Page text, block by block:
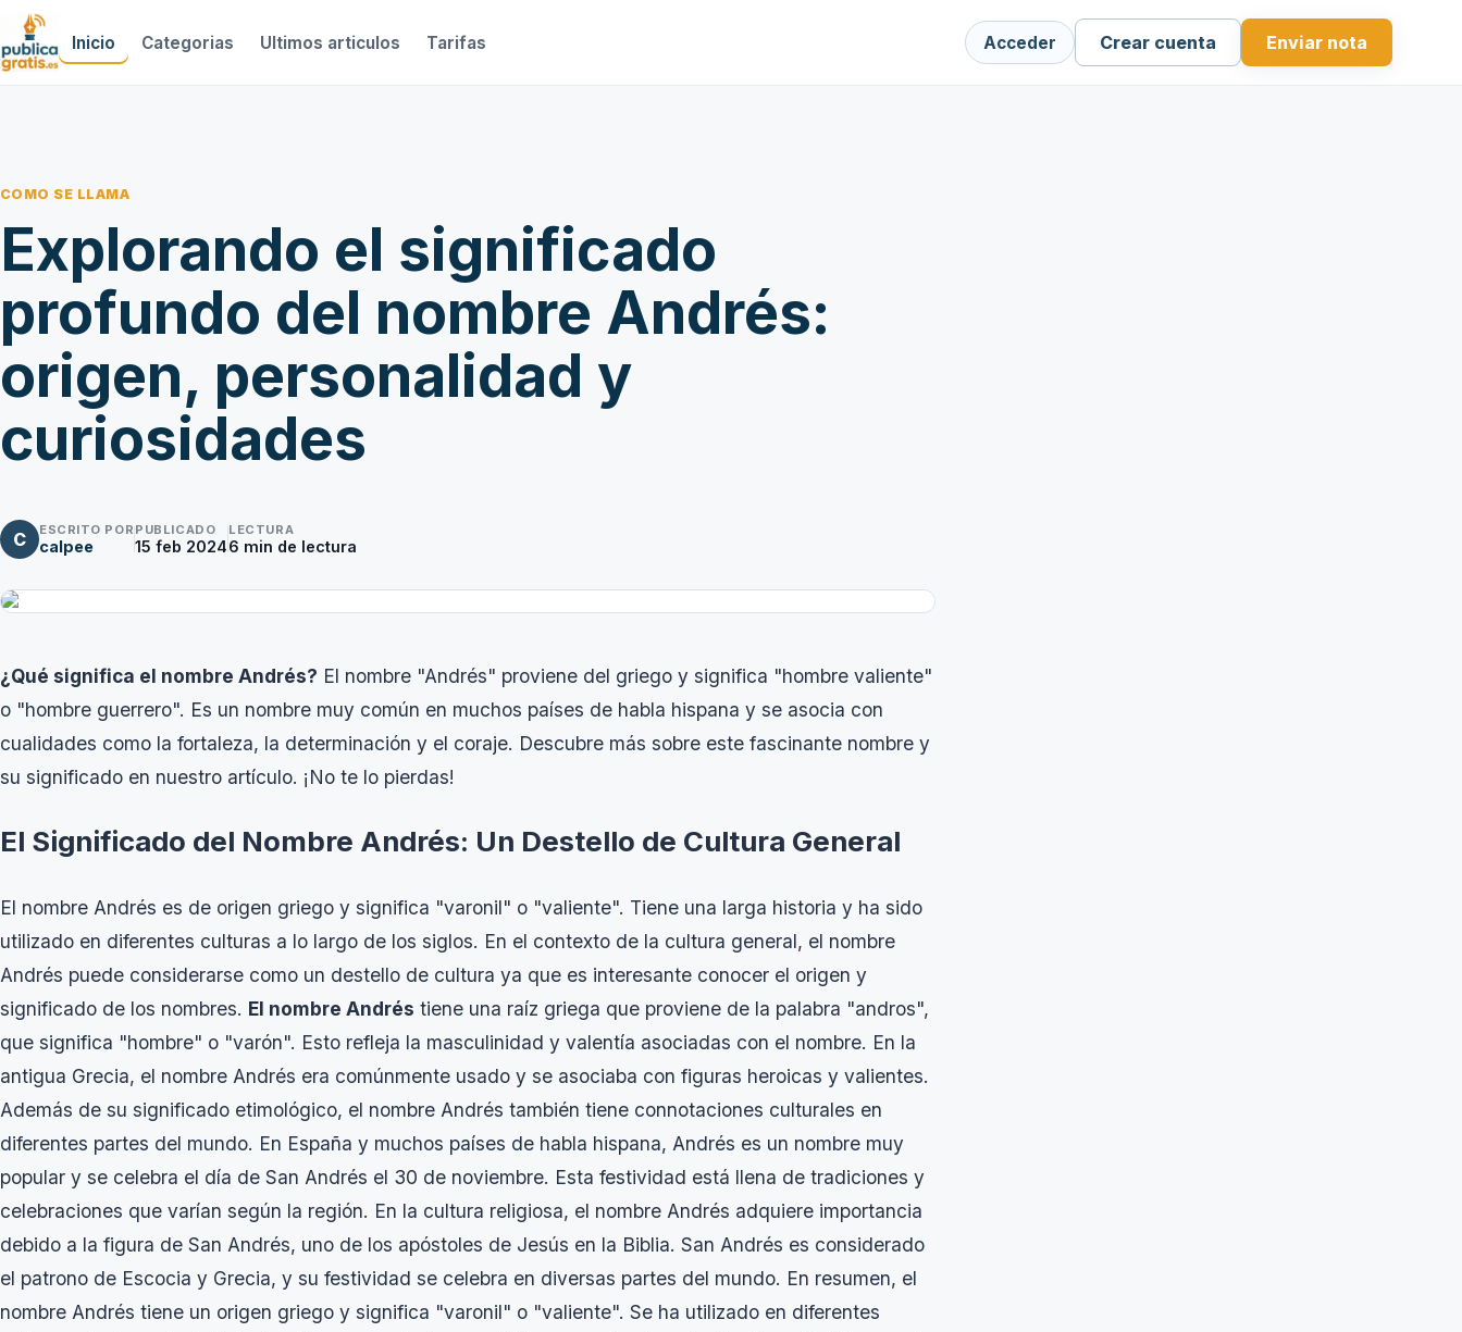
Inicio Categorias Ultimos articulos Tarifas Acceder Crear cuenta Enviar nota
COMO SE LLAMA
Explorando el significado
profundo del nombre Andrés:
origen, personalidad y
curiosidades
C ESCRITO POR
calpee
PUBLICADO
15 feb 2024
LECTURA
6 min de lectura
¿Qué significa el nombre Andrés? El nombre "Andrés" proviene del griego y significa "hombre valiente"
o "hombre guerrero". Es un nombre muy común en muchos países de habla hispana y se asocia con
cualidades como la fortaleza, la determinación y el coraje. Descubre más sobre este fascinante nombre y
su significado en nuestro artículo. ¡No te lo pierdas!
El Significado del Nombre Andrés: Un Destello de Cultura General
El nombre Andrés es de origen griego y significa "varonil" o "valiente". Tiene una larga historia y ha sido
utilizado en diferentes culturas a lo largo de los siglos. En el contexto de la cultura general, el nombre
Andrés puede considerarse como un destello de cultura ya que es interesante conocer el origen y
significado de los nombres. El nombre Andrés tiene una raíz griega que proviene de la palabra "andros",
que significa "hombre" o "varón". Esto refleja la masculinidad y valentía asociadas con el nombre. En la
antigua Grecia, el nombre Andrés era comúnmente usado y se asociaba con figuras heroicas y valientes.
Además de su significado etimológico, el nombre Andrés también tiene connotaciones culturales en
diferentes partes del mundo. En España y muchos países de habla hispana, Andrés es un nombre muy
popular y se celebra el día de San Andrés el 30 de noviembre. Esta festividad está llena de tradiciones y
celebraciones que varían según la región. En la cultura religiosa, el nombre Andrés adquiere importancia
debido a la figura de San Andrés, uno de los apóstoles de Jesús en la Biblia. San Andrés es considerado
el patrono de Escocia y Grecia, y su festividad se celebra en diversas partes del mundo. En resumen, el
nombre Andrés tiene un origen griego y significa "varonil" o "valiente". Se ha utilizado en diferentes